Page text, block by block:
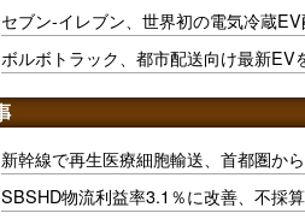
セブン-イレブン、世界初の電気冷蔵
ボルボトラック、都市配送向け最新EV
新幹線で再生医療細胞輸送、首都圏か
SBSHD物流利益率3.1％に改善、不採